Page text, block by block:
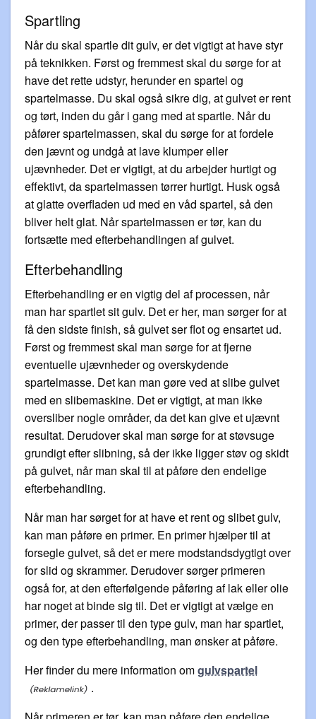
Spartling
Når du skal spartle dit gulv, er det vigtigt at have styr
på teknikken. Først og fremmest skal du sørge for at
have det rette udstyr, herunder en spartel og
spartelmasse. Du skal også sikre dig, at gulvet er rent
og tørt, inden du går i gang med at spartle. Når du
påfører spartelmassen, skal du sørge for at fordele
den jævnt og undgå at lave klumper eller
ujævnheder. Det er vigtigt, at du arbejder hurtigt og
effektivt, da spartelmassen tørrer hurtigt. Husk også
at glatte overfladen ud med en våd spartel, så den
bliver helt glat. Når spartelmassen er tør, kan du
fortsætte med efterbehandlingen af gulvet.
Efterbehandling
Efterbehandling er en vigtig del af processen, når
man har spartlet sit gulv. Det er her, man sørger for at
få den sidste finish, så gulvet ser flot og ensartet ud.
Først og fremmest skal man sørge for at fjerne
eventuelle ujævnheder og overskydende
spartelmasse. Det kan man gøre ved at slibe gulvet
med en slibemaskine. Det er vigtigt, at man ikke
oversliber nogle områder, da det kan give et ujævnt
resultat. Derudover skal man sørge for at støvsuge
grundigt efter slibning, så der ikke ligger støv og skidt
på gulvet, når man skal til at påføre den endelige
efterbehandling.
Når man har sørget for at have et rent og slibet gulv,
kan man påføre en primer. En primer hjælper til at
forsegle gulvet, så det er mere modstandsdygtigt over
for slid og skrammer. Derudover sørger primeren
også for, at den efterfølgende påføring af lak eller olie
har noget at binde sig til. Det er vigtigt at vælge en
primer, der passer til den type gulv, man har spartlet,
og den type efterbehandling, man ønsker at påføre.
Her finder du mere information omgulvspartel
.